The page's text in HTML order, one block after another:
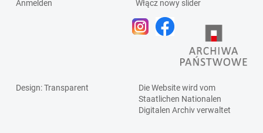
Anmelden
Włącz nowy slider
Design: Transparent
Die Website wird vom
Staatlichen Nationalen
Digitalen Archivverwaltet